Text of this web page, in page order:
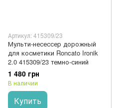
Артикул: 415309/23
Мульти-несессер дорожный
для косметики Roncato Ironik
2.0 415309/23 темно-синий
1 480 грн
В наличии
Купить